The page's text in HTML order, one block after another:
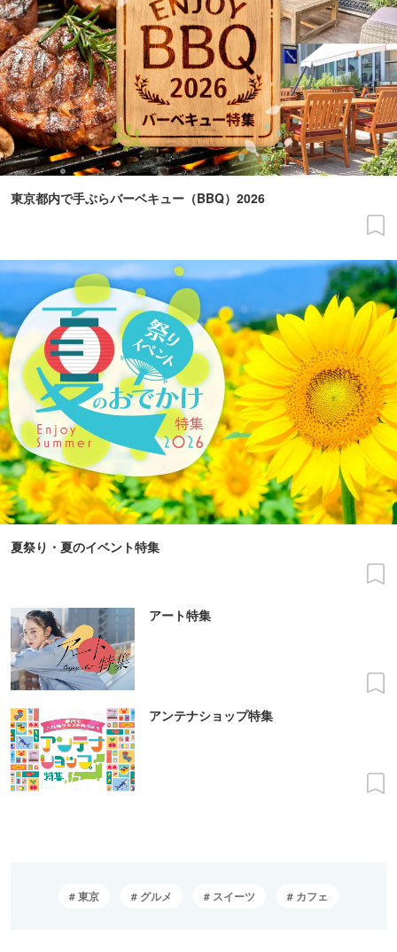
東京都内で手ぶらバーベキュー（BBQ）2026
夏祭り・夏のイベント特集
アート特集
アンテナショップ特集
東京 グルメ スイーツ カフェ